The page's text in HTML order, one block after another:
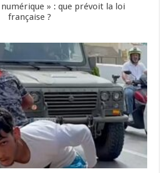
» : que prévoit la loi
française ?